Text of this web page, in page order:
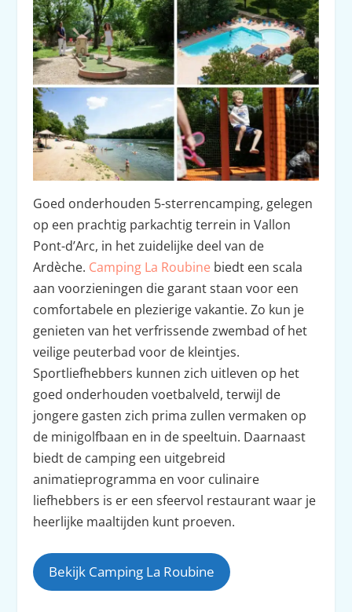
Goed onderhouden 5-sterrencamping, gelegen
op een prachtig parkachtig terrein in Vallon
Pont-d’Arc, in het zuidelijke deel van de
Ardèche. Camping La Roubine biedt een scala
aan voorzieningen die garant staan voor een
comfortabele en plezierige vakantie. Zo kun je
genieten van het verfrissende zwembad of het
veilige peuterbad voor de kleintjes.
Sportliefhebbers kunnen zich uitleven op het
goed onderhouden voetbalveld, terwijl de
jongere gasten zich prima zullen vermaken op
de minigolfbaan en in de speeltuin. Daarnaast
biedt de camping een uitgebreid
animatieprogramma en voor culinaire
liefhebbers is er een sfeervol restaurant waar je
heerlijke maaltijden kunt proeven.
Bekijk Camping La Roubine